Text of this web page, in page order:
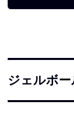
ジェルボー